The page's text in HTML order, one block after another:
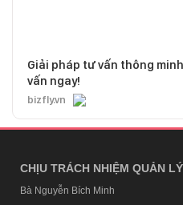
Giải pháp tư vấn thông
vấn ngay!
bizfly.vn
CHỊU TRÁCH NHIỆM QUẢN
Bà Nguyễn Bích Minh